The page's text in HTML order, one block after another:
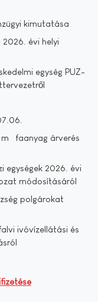
kimutatása
évi helyi
egység PUZ-
faanyag árverés
egységek 2026. évi
módosításáról
polgárokat
ivóvízellátási és